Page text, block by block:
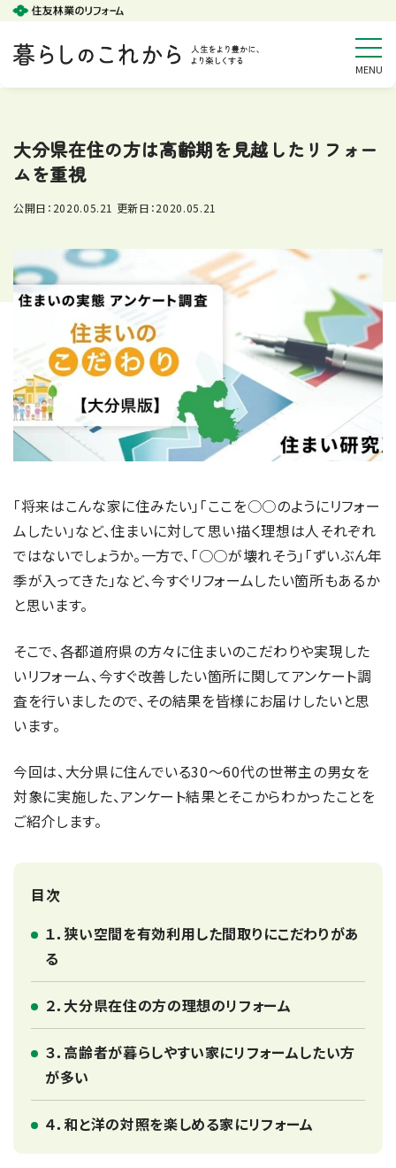
大分県在住の方は高齢期を見越したリフォー
ムを重視
公開日： 2020.05.21 更新日：2020.05.21
「将来はこんな家に住みたい」「ここを○○のようにリフォー
ムしたい」など、住まいに対して思い描く理想は人それぞれ
ではないでしょうか。一方で、「○○が壊れそう」「ずいぶん年
季が入ってきた」など、今すぐリフォームしたい箇所もあるか
と思います。
そこで、各都道府県の方々に住まいのこだわりや実現した
いリフォーム、今すぐ改善したい箇所に関してアンケート調
査を行いましたので、その結果を皆様にお届けしたいと思
います。
今回は、大分県に住んでいる30～60代の世帯主の男女を
対象に実施した、アンケート結果とそこからわかったことを
ご紹介します。
目次
１．狭い空間を有効利用した間取りにこだわりがあ
る
２．大分県在住の方の理想のリフォーム
３．高齢者が暮らしやすい家にリフォームしたい方
が多い
４．和と洋の対照を楽しめる家にリフォーム